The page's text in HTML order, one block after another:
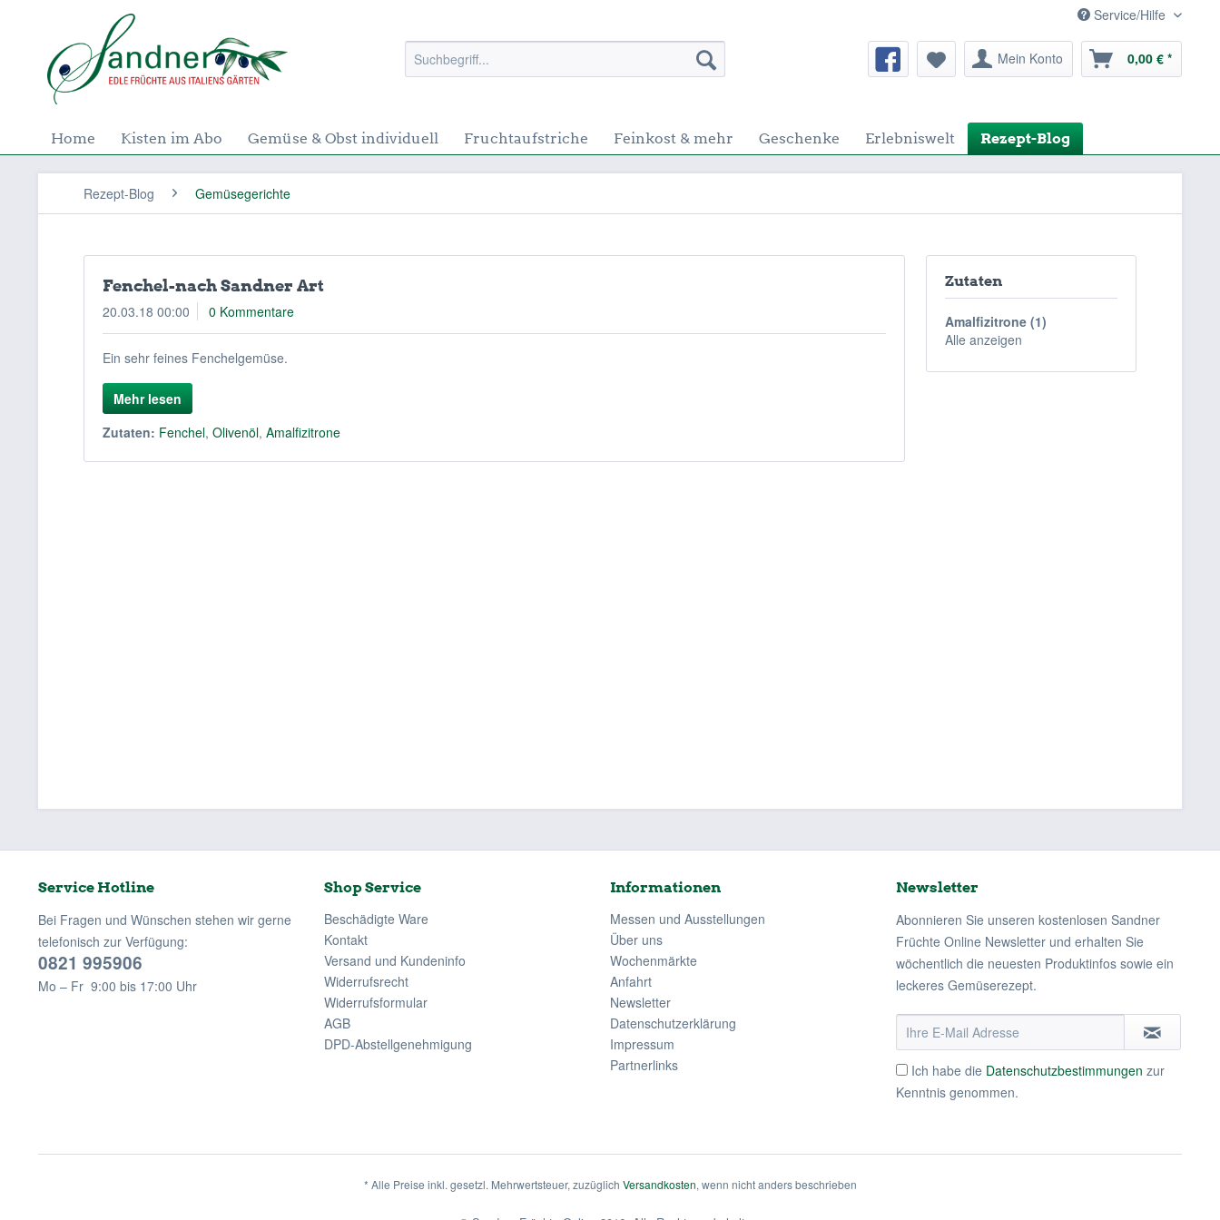
Service/Hilfe
Mein Konto 0,00 € *
Home Kisten im Abo Gemüse & Obst individuell Fruchtaufstriche Feinkost & mehr Geschenke Erlebniswelt Rezept-Blog
Rezept-Blog Gemüsegerichte
Zutaten
Amalfizitrone (1)
Alle anzeigen
Fenchel-nach Sandner Art
20.03.18 00:00 0 Kommentare
Ein sehr feines Fenchelgemüse.
Mehr lesen
Zutaten: Fenchel, Olivenöl, Amalfizitrone
Service Hotline
Bei Fragen und Wünschen stehen wir gerne
telefonisch zur Verfügung:
0821 995906
Mo – Fr 9:00 bis 17:00 Uhr
Shop Service
Beschädigte Ware
Kontakt
Versand und Kundeninfo
Widerrufsrecht
Widerrufsformular
AGB
DPD-Abstellgenehmigung
Informationen
Messen und Ausstellungen
Über uns
Wochenmärkte
Anfahrt
Newsletter
Datenschutzerklärung
Impressum
Partnerlinks
Newsletter
Abonnieren Sie unseren kostenlosen Sandner
Früchte Online Newsletter und erhalten Sie
wöchentlich die neuesten Produktinfos sowie ein
leckeres Gemüserezept.
Ich habe die Datenschutzbestimmungen zur
Kenntnis genommen.
* Alle Preise inkl. gesetzl. Mehrwertsteuer, zuzüglich Versandkosten, wenn nicht anders beschrieben